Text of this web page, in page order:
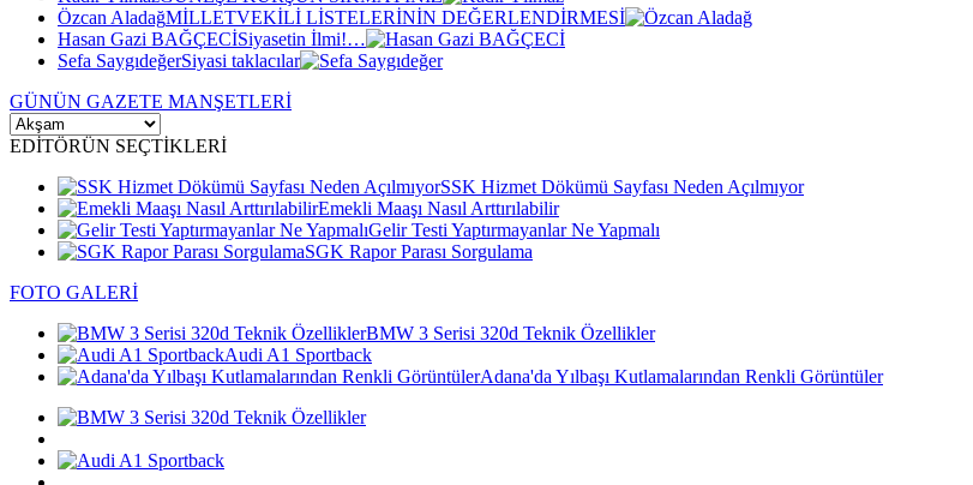
Özcan AladağMİLLETVEKİLİ LİSTELERİNİN DEĞERLENDİRMESİ
Hasan Gazi BAĞÇECİSiyasetin İlmi!…
Sefa SaygıdeğerSiyasi taklacılar
GÜNÜN GAZETE MANŞETLERİ
EDİTÖRÜN SEÇTİKLERİ
SSK Hizmet Dökümü Sayfası Neden Açılmıyor
Emekli Maaşı Nasıl Arttırılabilir
Gelir Testi Yaptırmayanlar Ne Yapmalı
SGK Rapor Parası Sorgulama
FOTO GALERİ
BMW 3 Serisi 320d Teknik Özellikler
Audi A1 Sportback
Adana'da Yılbaşı Kutlamalarından Renkli Görüntüler